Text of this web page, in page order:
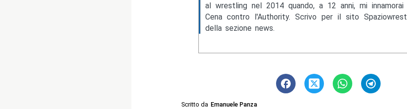
al wrestling nel 2014 quando, a 12 anni, mi
Cena contro l'Authority. Scrivo per il sito
della sezione news.
Scritto da Emanuele Panza